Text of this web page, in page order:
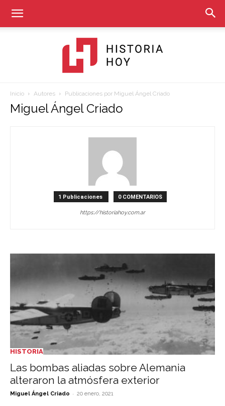
Historia
Inicio Autores Publicaciones por Miguel Ángel Criado
Miguel Ángel Criado
1 Publicaciones 0 COMENTARIOS
https://historiahoy.com.ar
HISTORIA
Las bombas aliadas sobre Alemania
alteraron la atmósfera exterior
Miguel Ángel Criado - 20 enero, 2021